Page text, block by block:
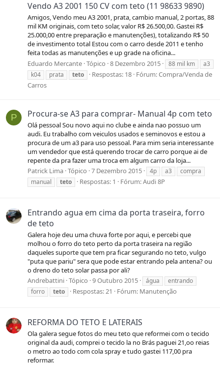
Vendo A3 2001 150 CV com teto (11 98633 9890)
Amigos, Vendo meu A3 2001, prata, cambio manual, 2 portas, 88
mil KM originais, com teto solar, valor R$ 26.500,00. Gastei R$
25.000,00 entre preparação e manutenções), totalizando R$ 50
de investimento total Estou com o carro desde 2011 e tenho
feita todas as manutenções e up grade na oficina...
Eduardo Mercante Tópico 8 Dezembro 2015 88 mil km
a3
k04
prata teto Respostas: 18 Fórum:Compra/Venda de
Carros
P Procura-se A3 para comprar- Manual 4p com teto
Olá pessoal Sou novo aqui no clube e ainda nao possuo um
audi. Eu trabalho com veiculos usados e seminovos e estou a
procura de um a3 para uso pessoal. Para mim seria interessante
um vendedor que está querendo trocar de carro porque ai de
repente da pra fazer uma troca em algum carro da loja...
Patrick Lima Tópico 7 Dezembro 2015 4p a3
compra
manual
teto Respostas: 1 Fórum:Audi 8P
Entrando agua em cima da porta traseira, forro
de teto
Galera hoje deu uma chuva forte por aqui, e percebi que
molhou o forro do teto perto da porta traseira na região
daqueles suporte que tem pra ficar segurando no teto, vulgo
"puta que pariu" sera que pode estar entrando pela antena? ou
o dreno do teto solar passa por ali?
Andrebattini Tópico 9 Outubro 2015 água
entrando
forro
teto Respostas: 21 Fórum: Manutenção
REFORMA DO TETO E LATERAIS
Ola galera segue fotos do meu teto que reformei com o tecido
original da audi, comprei o tecido la no Brás paguei 21,oo reias
o metro ao todo com cola spray e tudo gastei 117,00 pra
reformar.